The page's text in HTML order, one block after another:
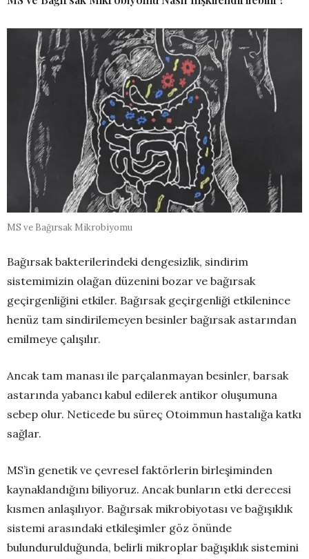
MS ve Bağırsak Mikrobiyomu
Bağırsak bakterilerindeki dengesizlik, sindirim
sistemimizin olağan düzenini bozar ve bağırsak
geçirgenliğini etkiler. Bağırsak geçirgenliği etkilenince
henüz tam sindirilemeyen besinler bağırsak astarından
emilmeye çalışılır.
Ancak tam manası ile parçalanmayan besinler, barsak
astarında yabancı kabul edilerek antikor oluşumuna
sebep olur. Neticede bu süreç Otoimmun hastalığa katkı
sağlar.
MS’in genetik ve çevresel faktörlerin birleşiminden
kaynaklandığını biliyoruz. Ancak bunların etki derecesi
kısmen anlaşılıyor. Bağırsak mikrobiyotası ve bağışıklık
sistemi arasındaki etkileşimler göz önünde
bulundurulduğunda, belirli mikroplar bağışıklık sistemini